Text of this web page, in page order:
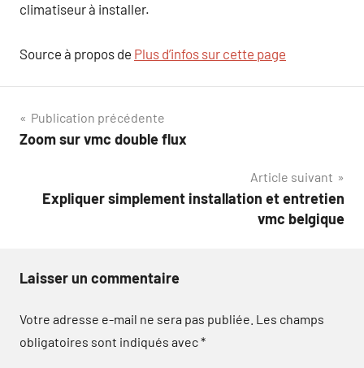
climatiseur à installer.
Source à propos de Plus d’infos sur cette page
Navigation
de
Publication précédente
Zoom sur vmc double flux
Article suivant
Expliquer simplement installation et entretien
vmc belgique
Laisser un commentaire
Votre adresse e-mail ne sera pas publiée. Les champs
obligatoires sont indiqués avec*